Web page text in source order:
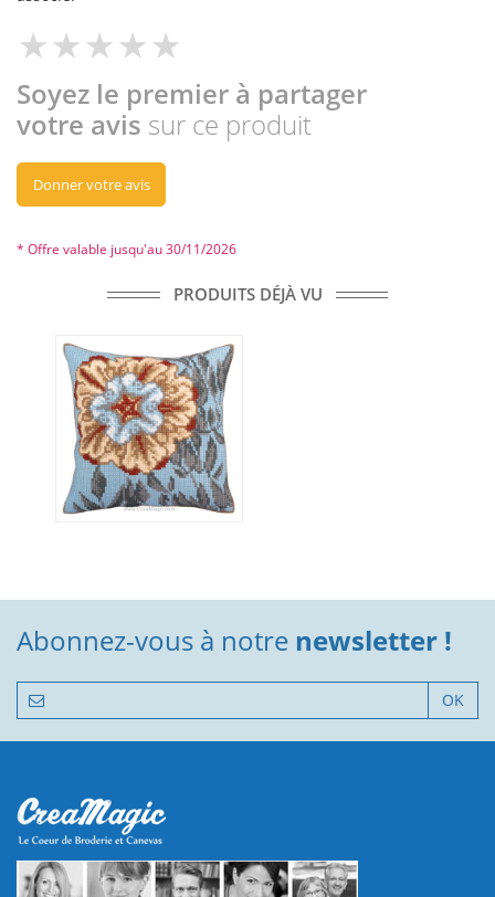
Soyez le premier à partager
votre avis sur ce produit
Donner votre avis
* Offre valable jusqu'au 30/11/2026
PRODUITS DÉJÀ VU
Abonnez-vous à notre newsletter !
OK